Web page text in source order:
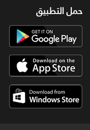
حمل التطبيق